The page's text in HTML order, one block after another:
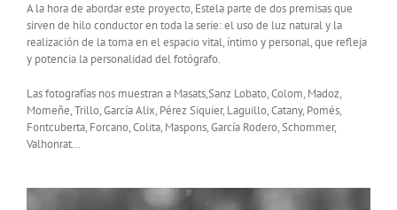
A la hora de abordar este proyecto, Estela parte de dos premisas que
sirven de hilo conductor en toda la serie: el uso de luz natural y la
realización de la toma en el espacio vital, íntimo y personal, que refleja
y potencia la personalidad del fotógrafo.
Las fotografías nos muestran a Masats,Sanz Lobato, Colom, Madoz,
Momeñe, Trillo, García Alix, Pérez Siquier, Laguillo, Catany, Pomés,
Fontcuberta, Forcano, Colita, Maspons, García Rodero, Schommer,
Valhonrat…